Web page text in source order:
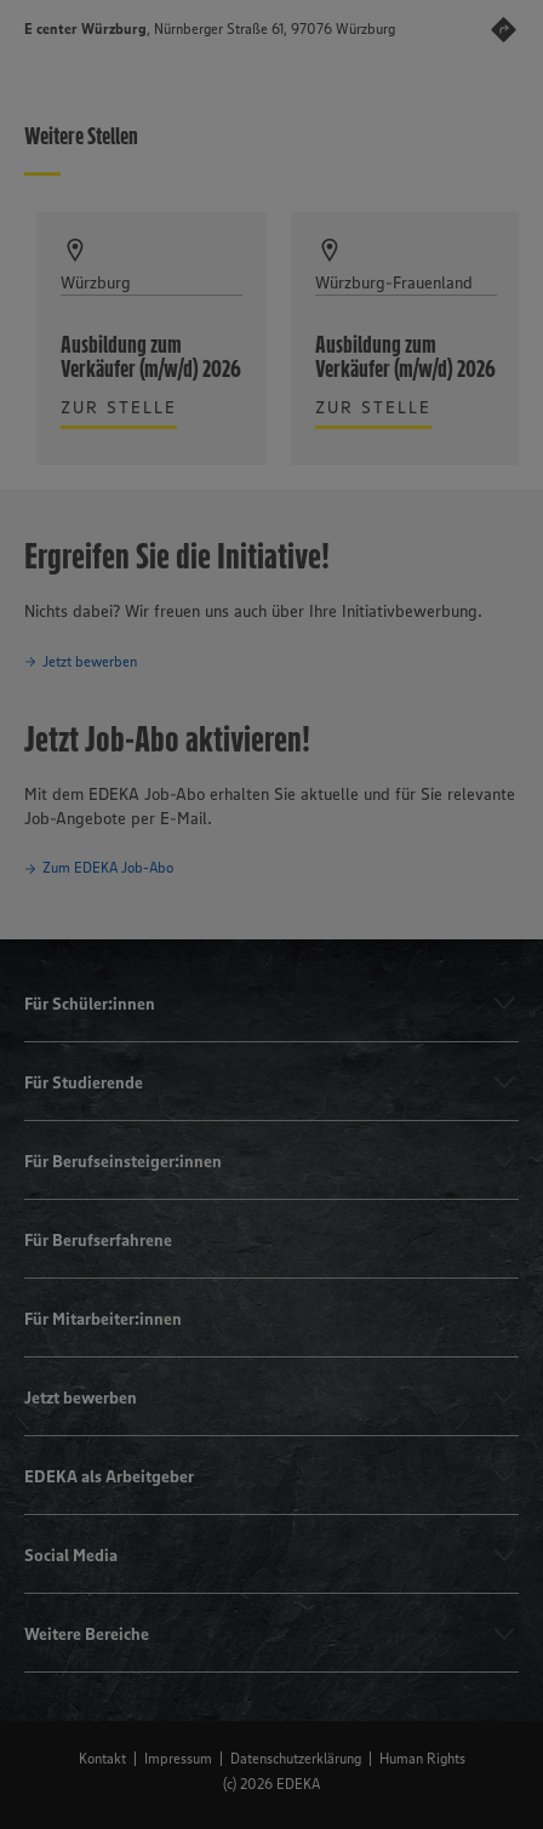
E center Würzburg, Nürnberger Straße 61, 97076 Würzburg
Weitere Stellen
Würzburg
Ausbildung zum
Verkäufer (m/w/d) 2026
ZUR STELLE
Würzburg-Frauenland
Ausbildung zum
Verkäufer (m/w/d) 2026
ZUR STELLE
Ergreifen Sie die Initiative!
Nichts dabei? Wir freuen uns auch über Ihre Initiativbewerbung.
Jetzt bewerben
Jetzt Job-Abo aktivieren!
Mit dem EDEKA Job-Abo erhalten Sie aktuelle und für Sie relevante
Job-Angebote per E-Mail.
Zum EDEKA Job-Abo
Für Schüler:innen
Für Studierende
Für Berufseinsteiger:innen
Für Berufserfahrene
Für Mitarbeiter:innen
Jetzt bewerben
EDEKA als Arbeitgeber
Social Media
Weitere Bereiche
Kontakt Impressum Datenschutzerklärung
Human Rights
(c) 2026 EDEKA